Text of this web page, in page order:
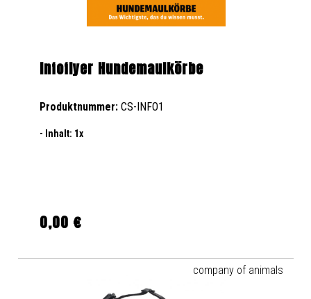
Infoflyer Hundemaulkörbe
Produktnummer: CS-INFO1
- Inhalt: 1x
Regulärer Preis:
0,00 €
company of animals